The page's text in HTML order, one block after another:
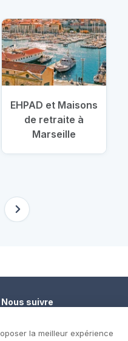
EHPAD et Maisons
de retraite à
Marseille
Nous suivre
Twitter